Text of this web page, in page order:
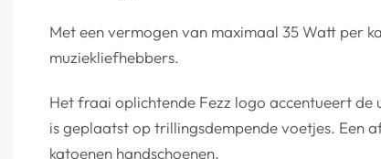
Met een vermogen van maximaal 35 Watt per
muziekliefhebbers.
Het fraai oplichtende Fezz logo accentueert de
is geplaatst op trillingsdempende voetjes. Een
katoenen handschoenen.